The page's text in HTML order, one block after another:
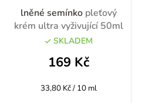
lněné semínko pleťový
krém ultra vyživující 50ml
SKLADEM
169 Kč
Měrná
33,80 Kč / 10 ml